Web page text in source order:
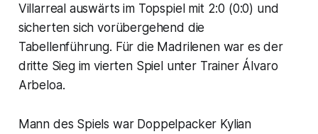
Villarreal auswärts im Topspiel mit 2:0 (0:0) und
sicherten sich vorübergehend die
Tabellenführung. Für die Madrilenen war es der
dritte Sieg im vierten Spiel unter Trainer Álvaro
Arbeloa.
Mann des Spiels war Doppelpacker Kylian